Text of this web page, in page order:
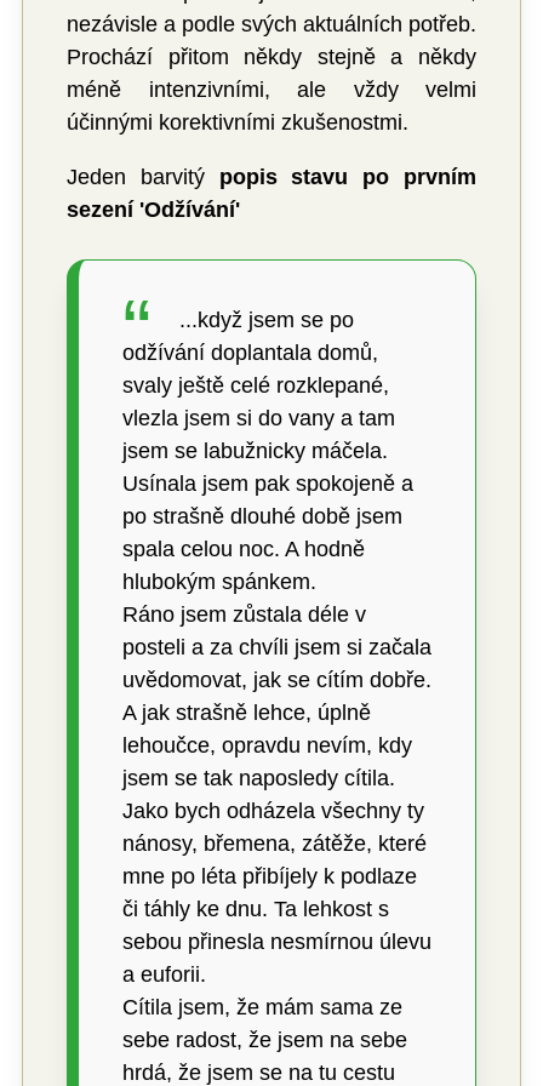
nezávisle a podle svých aktuálních potřeb.
Prochází přitom někdy stejně a někdy
méně intenzivními, ale vždy velmi
účinnými korektivními zkušenostmi.
Jeden barvitý popis stavu po prvním
sezení 'Odžívání'
...když jsem se po
odžívání doplantala domů,
svaly ještě celé rozklepané,
vlezla jsem si do vany a tam
jsem se labužnicky máčela.
Usínala jsem pak spokojeně a
po strašně dlouhé době jsem
spala celou noc. A hodně
hlubokým spánkem.
Ráno jsem zůstala déle v
posteli a za chvíli jsem si začala
uvědomovat, jak se cítím dobře.
A jak strašně lehce, úplně
lehoučce, opravdu nevím, kdy
jsem se tak naposledy cítila.
Jako bych odházela všechny ty
nánosy, břemena, zátěže, které
mne po léta přibíjely k podlaze
či táhly ke dnu. Ta lehkost s
sebou přinesla nesmírnou úlevu
a euforii.
Cítila jsem, že mám sama ze
sebe radost, že jsem na sebe
hrdá, že jsem se na tu cestu